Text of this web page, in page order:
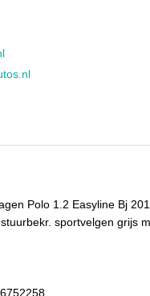
4,5 l/100km
Polo 1.2 Easyline Bj
sportvelgen grijs